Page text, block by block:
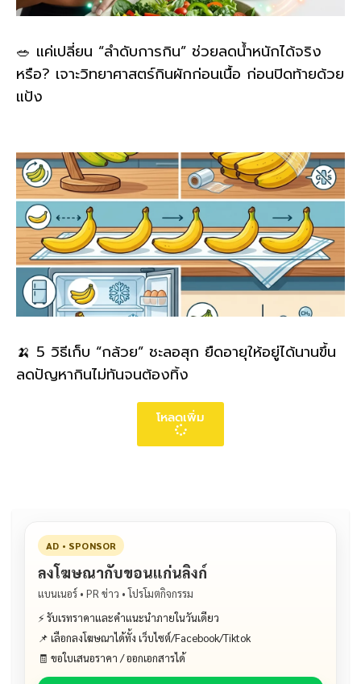
🥗 แค่เปลี่ยน “ลำดับการกิน” ช่วยลดน้ำหนักได้จริง
หรือ? เจาะวิทยาศาสตร์กินผักก่อนเนื้อ ก่อนปิดท้ายด้วย
แป้ง
🍌 5 วิธีเก็บ “กล้วย” ชะลอสุก ยืดอายุให้อยู่ได้นานขึ้น
ลดปัญหากินไม่ทันจนต้องทิ้ง
โหลดเพิ่ม
AD • SPONSOR
ลงโฆษณากับขอนแก่นลิงก์
แบนเนอร์ • PR ข่าว • โปรโมตกิจกรรม
⚡ รับเรทราคาและคำแนะนำภายในวันเดียว
📌 เลือกลงโฆษณาได้ทั้ง เว็บไซต์/Facebook/Tiktok
🧾 ขอใบเสนอราคา / ออกเอกสารได้